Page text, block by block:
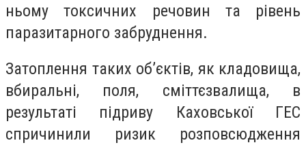
ньому токсичних речовин та рівень
паразитарного забруднення.
Затоплення таких об’єктів, як кладовища,
вбиральні, поля, сміттєзвалища, в
результаті підриву Каховської ГЕС
спричинили ризик розповсюдження